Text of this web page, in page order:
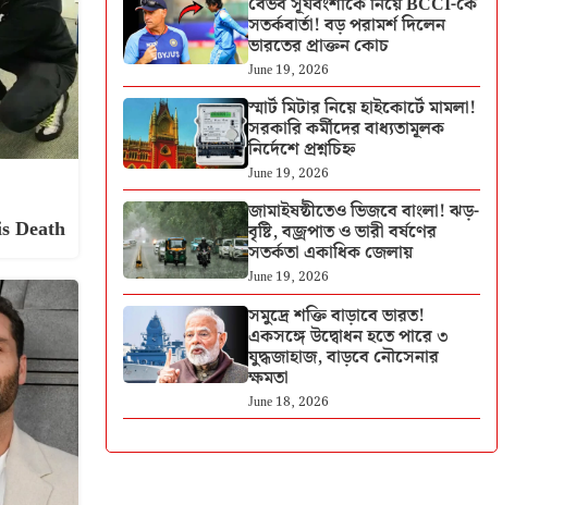
Death
সতর্কবার্তা! বড় পরামর্শ দিলেন
ভারতের প্রাক্তন কোচ
June 19, 2026
স্মার্ট মিটার নিয়ে হাইকোর্টে মামলা!
সরকারি কর্মীদের বাধ্যতামূলক
নির্দেশে প্রশ্নচিহ্ন
June 19, 2026
জামাইষষ্ঠীতেও ভিজবে বাংলা! ঝড়-
বৃষ্টি, বজ্রপাত ও ভারী বর্ষণের
সতর্কতা একাধিক জেলায়
June 19, 2026
সমুদ্রে শক্তি বাড়াবে ভারত!
একসঙ্গে উদ্বোধন হতে পারে ৩
যুদ্ধজাহাজ, বাড়বে নৌসেনার
ক্ষমতা
June 18, 2026